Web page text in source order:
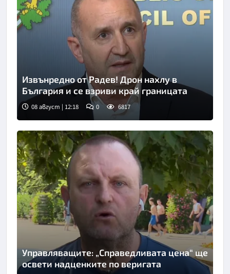
Извънредно от Радев! Дрон нахлу в
България и се взриви край границата
08 август | 12:18 0 6817
Управляващите: „Справедливата цена“ ще
освети надценките по веригата